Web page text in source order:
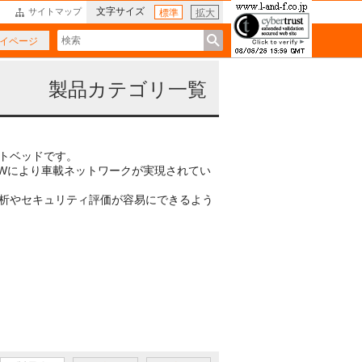
サイトマップ 文字サイズ 標準 拡大
ページ
製品カテゴリ一覧
ベッドです。
により車載ネットワークが実現されてい
やセキュリティ評価が容易にできるよう